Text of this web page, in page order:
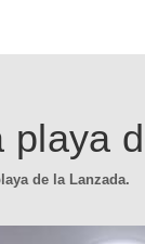
de la Lanzada.